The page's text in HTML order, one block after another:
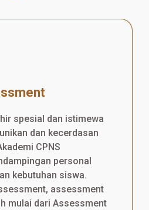
spesial dan istimewa
dan kecerdasan
CPNS
personal
kebutuhan siswa.
assessment
mulai dari Assessment